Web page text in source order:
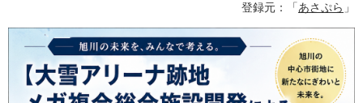
登録元：「あさぷら 」